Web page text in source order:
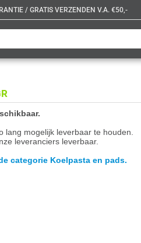
/ GRATIS VERZENDEN V.A. €50,-
mogelijk leverbaar te houden.
leveranciers leverbaar.
categorie Koelpasta en pads.